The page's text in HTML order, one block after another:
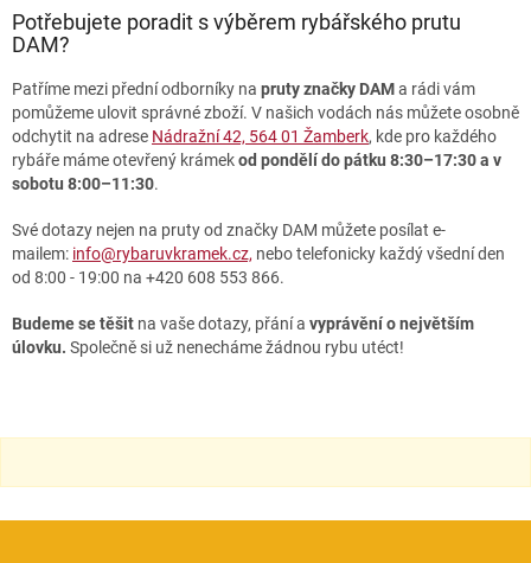
v
i
s
u
Potřebujete poradit s výběrem rybářského prutu
DAM?
Patříme mezi přední odborníky na pruty značky DAMa rádi vám
pomůžeme ulovit správné zboží. V našich vodách nás můžete osobně
odchytit na adrese Nádražní 42, 564 01 Žamberk, kde pro každého
rybáře máme otevřený krámekod pondělí do pátku 8:30–17:30 a v
sobotu 8:00–11:30.
Své dotazy nejen na pruty od značky DAM můžete posílat e-
mailem: info@rybaruvkramek.cz, nebo telefonicky každý všední den
od 8:00 - 19:00 na +420 608 553 866.
Budeme se těšit na vaše dotazy, přání a vyprávění o největším
úlovku. Společně si už nenecháme žádnou rybu utéct!